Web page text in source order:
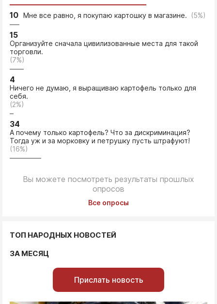
10 Мне все равно, я покупаю картошку в магазине. (5%)
15
Организуйте сначала цивилизованные места для такой
торговли.
(7%)
4
Ничего не думаю, я выращиваю картофель только для
себя.
(2%)
34
А почему только картофель? Что за дискриминация?
Тогда уж и за морковку и петрушку пусть штрафуют!
(16%)
Вы можете посмотреть результаты прошлых
опросов
Все опросы
ТОП НАРОДНЫХ НОВОСТЕЙ
ЗА МЕСЯЦ
Прислать новость